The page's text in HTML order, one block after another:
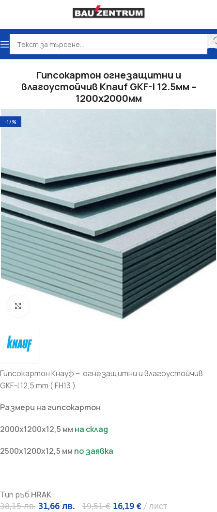
Начало Сухо строителство
Гипсокартон огнезащитни и
влагоустойчив Knauf GKF-I 12.5мм –
1200х2000мм
-17%
Гипсокартон Кнауф – огнезащитни и влагоустойчив
GKF-I 12,5 mm ( FH13 )
Размери на гипсокартон
2000х1200х12,5 мм на склад
2500х1200х12,5 мм по заявка
Тип ръб HRAK
38,15лв. 31,66 лв. 19,51€ 16,19 € лист